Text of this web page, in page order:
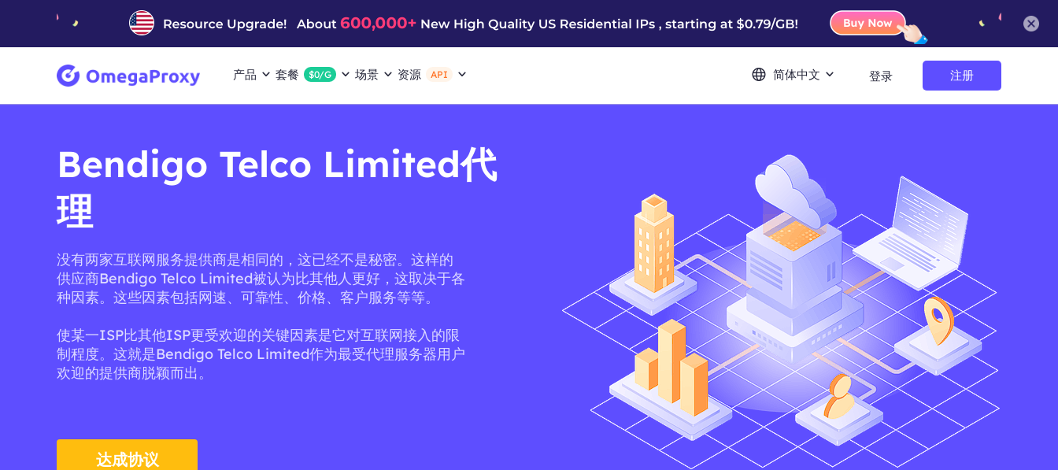
产品 套餐 $0/G 场景 资源 API 简体中文 登录 注册
Bendigo Telco Limited代
理
没有两家互联网服务提供商是相同的，这已经不是秘密。这样的
供应商Bendigo Telco Limited被认为比其他人更好，这取决于各
种因素。这些因素包括网速、可靠性、价格、客户服务等等。
使某一ISP比其他ISP更受欢迎的关键因素是它对互联网接入的限
制程度。这就是Bendigo Telco Limited作为最受代理服务器用户
欢迎的提供商脱颖而出。
达成协议